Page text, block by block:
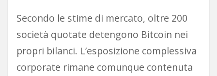
Secondo le stime di mercato, oltre 200
società quotate detengono Bitcoin nei
propri bilanci. L’esposizione complessiva
corporate rimane comunque contenuta